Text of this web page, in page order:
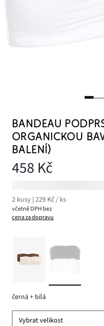
BANDEAU
ORGANICKOU
BALENÍ)
458 Kč
2 kusy | 229 Kč / ks
včetně DPH bez
cena za dopravu
černá + bílá
Vybrat velikost